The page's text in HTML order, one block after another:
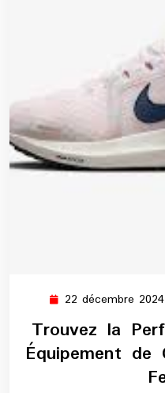
22 décembre 2024
Trouvez la
Équipement